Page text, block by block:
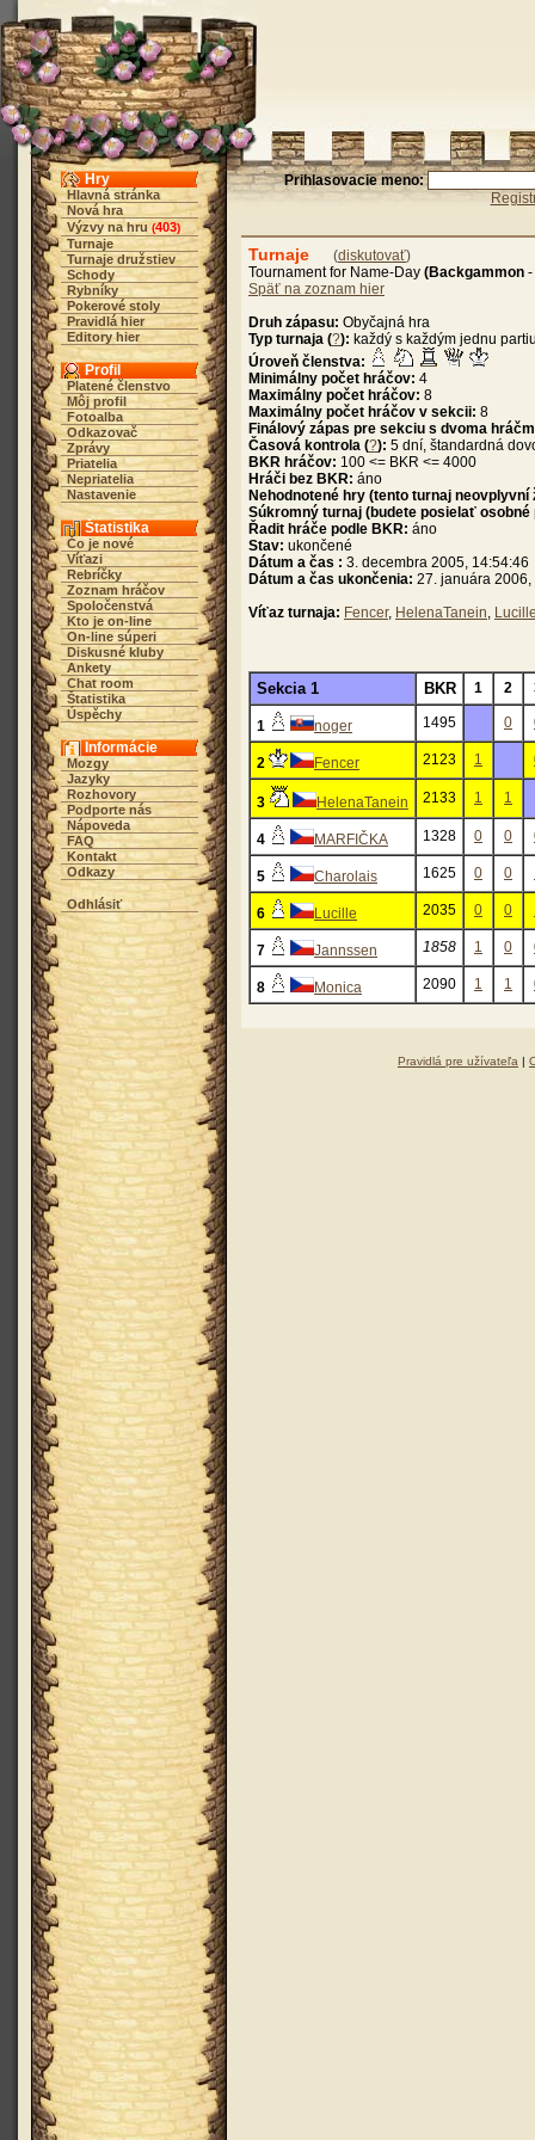
Hry
Hlavná stránka
Nová hra
Výzvy na hru (403)
Turnaje
Turnaje družstiev
Schody
Rybníky
Pokerové stoly
Pravidlá hier
Editory hier
Profil
Platené členstvo
Môj profil
Fotoalba
Odkazovač
Zprávy
Priatelia
Nepriatelia
Nastavenie
Štatistika
Čo je nové
Víťazi
Rebríčky
Zoznam hráčov
Spoločenstvá
Kto je on-line
On-line súperi
Diskusné kluby
Ankety
Chat room
Štatistika
Úspěchy
Informácie
Mozgy
Jazyky
Rozhovory
Podporte nás
Nápoveda
FAQ
Kontakt
Odkazy
Odhlásiť
Prihlasovacie meno:
Turnaje (diskutovať)
Tournament for Name-Day (Backgammon -
Späť na zoznam hier
Druh zápasu: Obyčajná hra
Typ turnaja (?): každý s každým jednu
Úroveň členstva:
Minimálny počet hráčov: 4
Maximálny počet hráčov: 8
Maximálny počet hráčov v sekcii: 8
Finálový zápas pre sekciu s dvoma
Časová kontrola (?): 5 dní, štandardná
BKR hráčov: 100 <= BKR <= 4000
Hráči bez BKR: áno
Nehodnotené hry (tento turnaj neovplyvní
Súkromný turnaj (budete posielať osobné
Řadit hráče podle BKR: áno
Stav: ukončené
Dátum a čas : 3. decembra 2005, 14:54:46
Dátum a čas ukončenia: 27. januára 2006,
Víťaz turnaja: Fencer, HelenaTanein,
Sekcia 1 BKR 1 2
1 noger 1495 0
2 Fencer 2123 1
3 HelenaTanein 2133 1 1
4 MARFIČKA 1328 0 0
5 Charolais 1625 0 0
6 Lucille 2035 0 0
7 Jannssen 1858 1 0
8 Monica 2090 1 1
Pravidlá pre užívateľa |